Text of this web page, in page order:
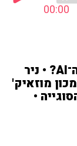
00:00
כיצד ייראו השנים הקרובות בזירת ה־AI? • ניר
מוזאיק'
•